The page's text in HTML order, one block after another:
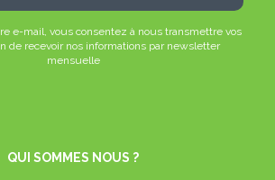
e-mail, vous consentez à nous transmettre vos
de recevoir nos informations par newsletter
mensuelle
QUI SOMMES NOUS ?